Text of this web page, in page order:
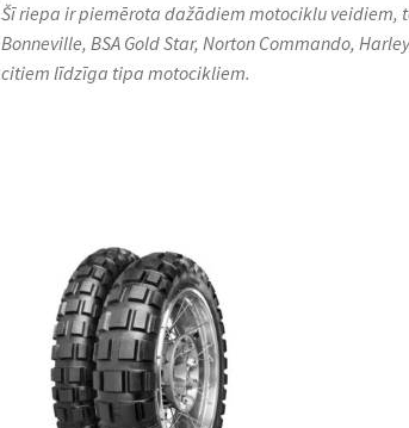
Šī riepa ir piemērota dažādiem motociklu veidiem,
Bonneville, BSA Gold Star, Norton Commando,
citiem līdzīga tipa motocikliem.